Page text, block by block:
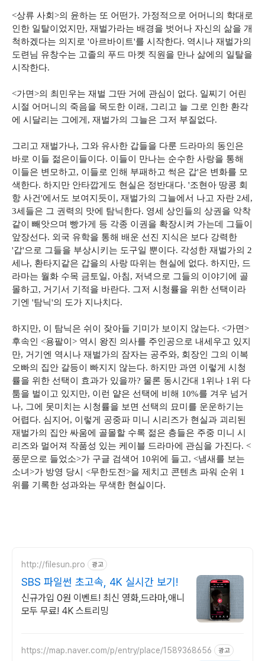
<상류 사회>의 윤하는 또 어떤가. 가정적으로 어머니의 학대로
인한 일탈이었지만, 재벌가라는 배경을 벗어나 자신의 삶을 개
척하겠다는 의지로 '아르바이트'를 시작한다. 역시나 재벌가의
도련님 유창수는 고졸의 푸드 마켓 직원을 만나 삶에의 일탈을
시작한다.
<가면>의 최민우는 재벌 그딴 거에 관심이 없다. 일찌기 어린
시절 어머니의 죽음을 목도한 이래, 그리고 늘 그로 인한 환각
에 시달리는 그에게, 재벌가의 그늘은 그저 부질없다.
그리고 재벌가나, 그와 유사한 갑들을 다룬 드라마의 동인은
바로 이들 젊은이들이다. 이들이 만나는 순수한 사랑을 통해
이들은 변모하고, 이들로 인해 부패하고 썩은 갑'은 변화를 모
색한다. 하지만 안타깝게도 현실은 정반대다. '조현아 땅콩 회
항 사건'에서도 보여지듯이, 재벌가의 그늘에서 나고 자란 2세,
3세들은 그 권력의 맛에 탐닉한다. 영세 상인들의 상권을 악착
같이 빼앗으며 빵가게 등 각종 이권을 확장시켜 가는데 그들이
앞장선다. 외국 유학을 통해 배운 선진 지식은 보다 강력한
'갑'으로 그들을 부상시키는 도구일 뿐이다. 각성한 재벌가의 2
세나, 환타지같은 갑을의 사랑 따위는 현실에 없다. 하지만, 드
라마는 월화 수목 금토일, 아침, 저녁으로 그들의 이야기에 골
몰하고, 거기서 기적을 바란다. 그저 시청률을 위한 선택이라
기엔 '탐닉'의 도가 지나치다.
하지만, 이 탐닉은 쉬이 잦아들 기미가 보이지 않는다. <가면>
후속인 <용팔이> 역시 왕진 의사를 주인공으로 내세우고 있지
만, 거기엔 역시나 재벌가의 잠자는 공주와, 회장인 그의 이복
오빠의 집안 갈등이 빠지지 않는다. 하지만 과연 이렇게 시청
률을 위한 선택이 효과가 있을까? 물론 동시간대 1위나 1위 다
툼을 벌이고 있지만, 이런 얕은 선택에 비해 10%를 겨우 넘거
나, 그에 못미치는 시청률을 보면 선택의 묘미를 운운하기는
어렵다. 심지어, 이렇게 공중파 미니 시리즈가 현실과 괴리된
재벌가의 집안 싸움에 골몰할 수록 젊은 층들은 주중 미니 시
리즈와 멀어져 작품성 있는 케이블 드라마에 관심을 가진다. <
풍문으로 들었소>가 구글 검색어 10위에 들고, <냄새를 보는
소녀>가 방영 당시 <무한도전>을 제치고 콘텐츠 파워 순위 1
위를 기록한 성과와는 무색한 현실이다.
http://filesun.pro 광고
SBS 파일썬 초고속, 4K 실시간 보기!
신규가입 0원 이벤트! 최신 영화,드라마,애니
모두 무료! 4K 스트리밍
https://map.naver.com/p/entry/place/1589368656 광고